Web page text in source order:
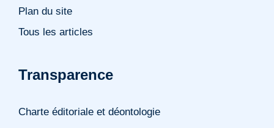
Plan du site
Tous les articles
Transparence
Charte éditoriale et déontologie